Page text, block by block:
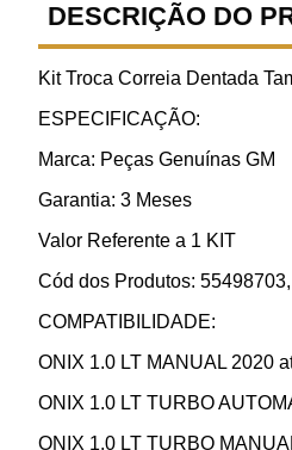
DESCRIÇÃO DO
Kit Troca Correia Dentada
ESPECIFICAÇÃO:
Marca: Peças Genuínas GM
Garantia: 3 Meses
Valor Referente a 1 KIT
Cód dos Produtos:
COMPATIBILIDADE:
ONIX 1.0 LT MANUAL 2020
ONIX 1.0 LT TURBO
ONIX 1.0 LT TURBO